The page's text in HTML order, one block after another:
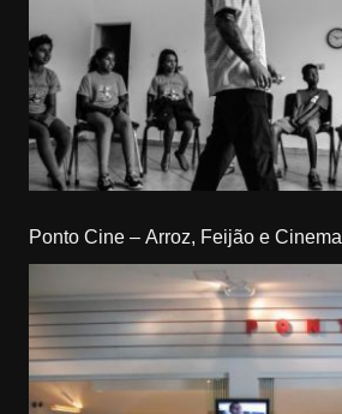
Ponto Cine – Arroz, Feijão e Cinema